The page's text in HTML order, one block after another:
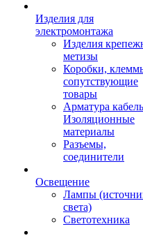
Изделия для
электромонтажа
Изделия
метизы
Коробки,
сопутствующие
товары
Арматура
Изоляционные
материалы
Разъемы,
соединители
Освещение
Лампы
света)
Светотехника